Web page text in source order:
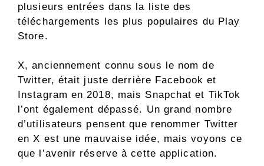
plusieurs entrées dans la liste des
téléchargements les plus populaires du Play
Store.
X, anciennement connu sous le nom de
Twitter, était juste derrière Facebook et
Instagram en 2018, mais Snapchat et TikTok
l’ont également dépassé. Un grand nombre
d’utilisateurs pensent que renommer Twitter
en X est une mauvaise idée, mais voyons ce
que l’avenir réserve à cette application.